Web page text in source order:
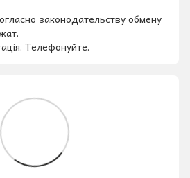
законодательству обмену
Телефонуйте.